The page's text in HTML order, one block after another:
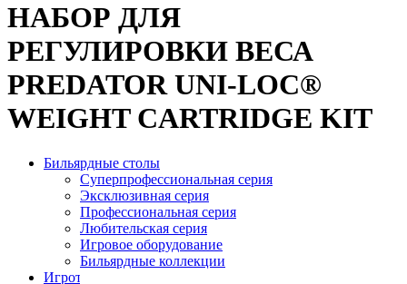
НАБОР ДЛЯ
РЕГУЛИРОВКИ ВЕСА
PREDATOR UNI-LOC®
WEIGHT CARTRIDGE KIT
Бильярдные столы
Суперпрофессиональная серия
Эксклюзивная серия
Профессиональная серия
Любительская серия
Игровое оборудование
Бильярдные коллекции
Игротека